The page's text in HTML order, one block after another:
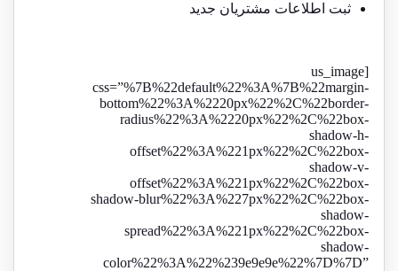
ثبت اطلاعات مشتریان جدید
[us_image
css=”%7B%22default%22%3A%7B%22margin-
bottom%22%3A%2220px%22%2C%22border-
radius%22%3A%2220px%22%2C%22box-
shadow-h-
offset%22%3A%221px%22%2C%22box-
shadow-v-
offset%22%3A%221px%22%2C%22box-
shadow-blur%22%3A%227px%22%2C%22box-
shadow-
spread%22%3A%221px%22%2C%22box-
shadow-
color%22%3A%22%239e9e9e%22%7D%7D”